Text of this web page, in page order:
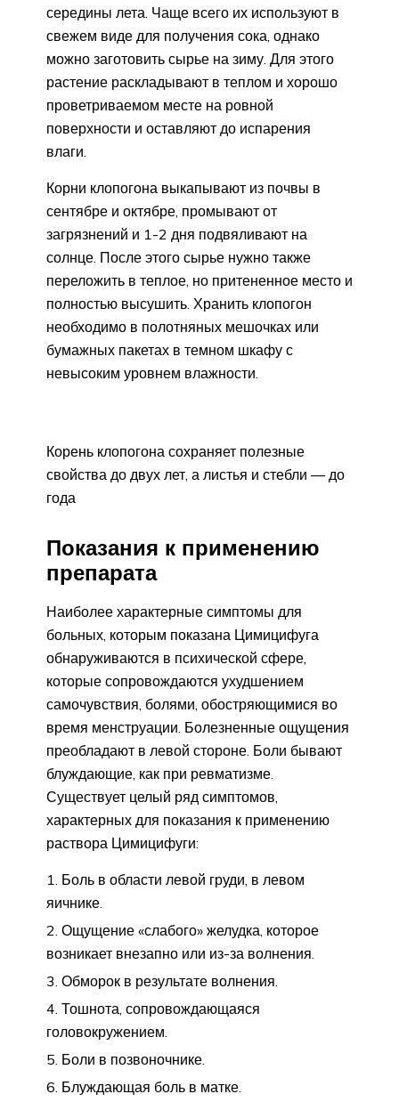
середины лета. Чаще всего их используют в
свежем виде для получения сока, однако
можно заготовить сырье на зиму. Для этого
растение раскладывают в теплом и хорошо
проветриваемом месте на ровной
поверхности и оставляют до испарения
влаги.
Корни клопогона выкапывают из почвы в
сентябре и октябре, промывают от
загрязнений и 1-2 дня подвяливают на
солнце. После этого сырье нужно также
переложить в теплое, но притененное место и
полностью высушить. Хранить клопогон
необходимо в полотняных мешочках или
бумажных пакетах в темном шкафу с
невысоким уровнем влажности.
Корень клопогона сохраняет полезные
свойства до двух лет, а листья и стебли — до
года
Показания к применению
препарата
Наиболее характерные симптомы для
больных, которым показана Цимицифуга
обнаруживаются в психической сфере,
которые сопровождаются ухудшением
самочувствия, болями, обостряющимися во
время менструации. Болезненные ощущения
преобладают в левой стороне. Боли бывают
блуждающие, как при ревматизме.
Существует целый ряд симптомов,
характерных для показания к применению
раствора Цимицифуги:
Боль в области левой груди, в левом
яичнике.
Ощущение «слабого» желудка, которое
возникает внезапно или из-за волнения.
Обморок в результате волнения.
Тошнота, сопровождающаяся
головокружением.
Боли в позвоночнике.
Блуждающая боль в матке.